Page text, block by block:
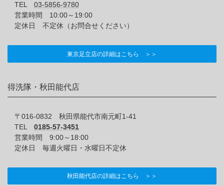
TEL 03-5856-9780
営業時間 10:00～19:00
定休日 不定休（お問合せください）
東京足立店の詳細はこちら ＞＞
得洗隊・秋田能代店
〒016-0832 秋田県能代市南元町1-41
TEL 0185-57-3451
営業時間 9:00～18:00
定休日 毎週火曜日・水曜日不定休
秋田能代店の詳細はこちら ＞＞